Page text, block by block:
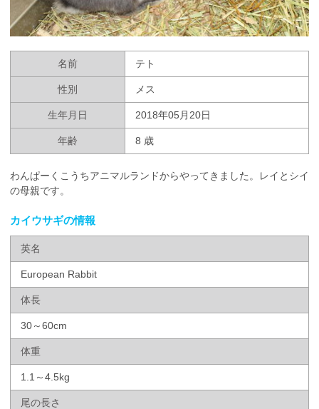
名前 テト
性別 メス
生年月日 2018年05月20日
年齢 8 歳
わんぱーくこうちアニマルランドからやってきました。レイとシイ
の母親です。
カイウサギの情報
英名
European Rabbit
体長
30～60cm
体重
1.1～4.5kg
尾の長さ